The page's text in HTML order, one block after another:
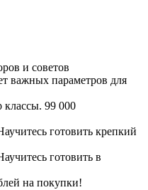
и советов
важных параметров для
классы. 99 000
готовить крепкий
готовить в
на покупки!